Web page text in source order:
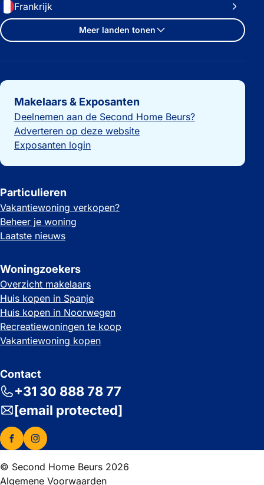
Frankrijk
Meer landen tonen
Belangrijke links
Makelaars & Exposanten
Deelnemen aan de Second Home Beurs?
Adverteren op deze website
Exposanten login
Particulieren
Vakantiewoning verkopen?
Beheer je woning
Laatste nieuws
Woningzoekers
Overzicht makelaars
Huis kopen in Spanje
Huis kopen in Noorwegen
Recreatiewoningen te koop
Vakantiewoning kopen
Contact
+31 30 888 78 77
[email protected]
© Second Home Beurs 2026
Algemene Voorwaarden